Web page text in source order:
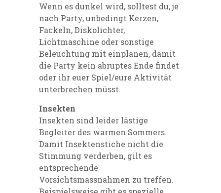
Wenn es dunkel wird, solltest du, je
nach Party, unbedingt Kerzen,
Fackeln, Diskolichter,
Lichtmaschine oder sonstige
Beleuchtung mit einplanen, damit
die Party kein abruptes Ende findet
oder ihr euer Spiel/eure Aktivität
unterbrechen müsst.
Insekten
Insekten sind leider lästige
Begleiter des warmen Sommers.
Damit Insektenstiche nicht die
Stimmung verderben, gilt es
entsprechende
Vorsichtsmassnahmen zu treffen.